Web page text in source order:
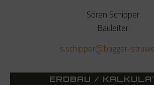
Sören Schipper
Bauleiter
s.schipper@bagger-
ERDBAU /